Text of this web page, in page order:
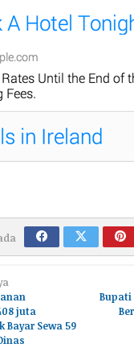
juta
Bayar Sewa 59
Bupati